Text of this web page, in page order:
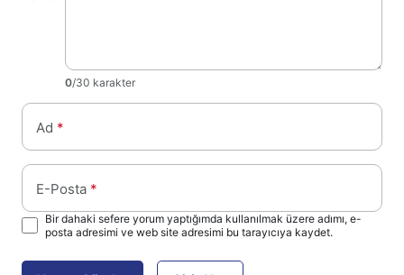
0/30 karakter
Ad *
E-Posta *
Bir dahaki sefere yorum yaptığımda kullanılmak üzere adımı, e-
posta adresimi ve web site adresimi bu tarayıcıya kaydet.